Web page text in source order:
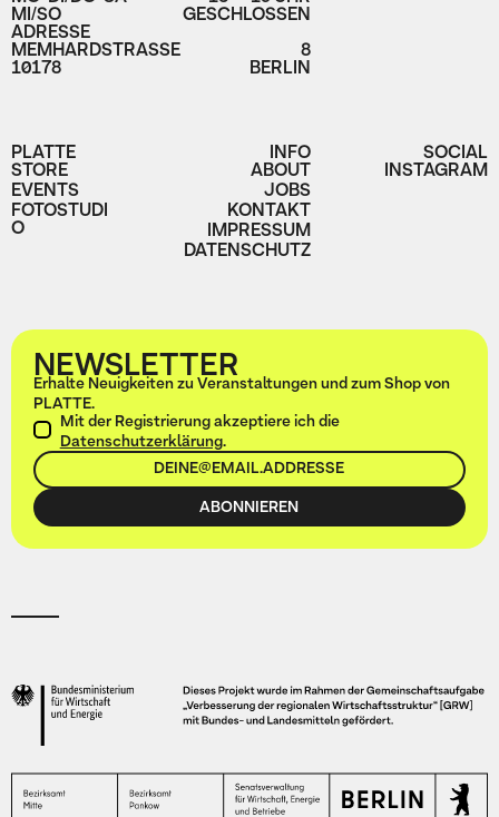
MI/SO GESCHLOSSEN
ADRESSE
MEMHARDSTRASSE 8
10178 BERLIN
PLATTE
STORE
EVENTS
FOTOSTUDI
O
INFO
ABOUT
JOBS
KONTAKT
IMPRESSUM
DATENSCHUTZ
SOCIAL
INSTAGRAM
NEWSLETTER
Erhalte Neuigkeiten zu Veranstaltungen und zum Shop von
PLATTE.
Mit der Registrierung akzeptiere ich die
Datenschutzerklärung.